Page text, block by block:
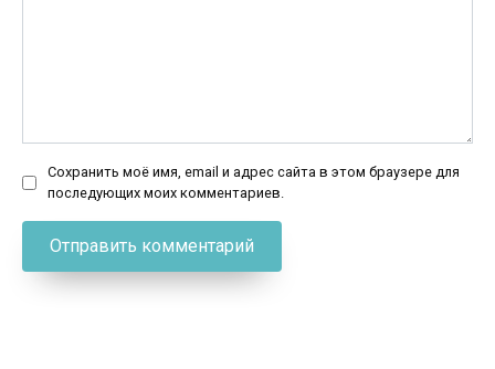
Сохранить моё имя, email и адрес сайта в этом браузере для
последующих моих комментариев.